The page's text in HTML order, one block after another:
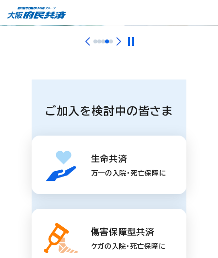
ご加入を検討中の皆さま
生命共済
万一の入院・死亡保障に
傷害保障型共済
ケガの入院・死亡保障に